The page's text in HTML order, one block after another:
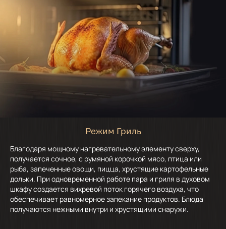
Режим Гриль
Благодаря мощному нагревательному элементу сверху,
получается сочное, с румяной корочкой мясо, птица или
рыба, запеченные овощи, пицца, хрустящие картофельные
дольки. При одновременной работе пара и гриля в духовом
шкафу создается вихревой поток горячего воздуха, что
обеспечивает равномерное запекание продуктов. Блюда
получаются нежными внутри и хрустящими снаружи.